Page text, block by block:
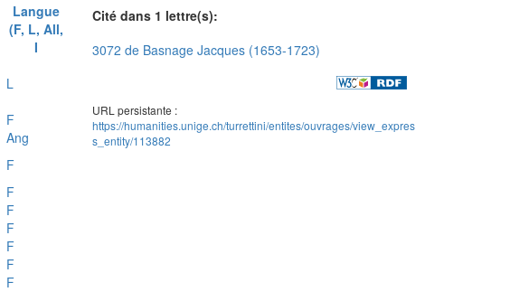
Langue
(F, L, All,
I
L
F
Ang
F
F
F
F
F
F
F
Cité dans 1 lettre(s):
3072 de Basnage Jacques (1653-1723)
URL persistante :
https://humanities.unige.ch/turrettini/entites/ouvrages/view_expres
s_entity/113882